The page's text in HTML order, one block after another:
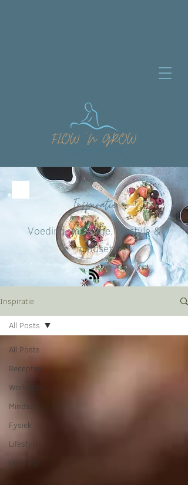
Inspiratie
Voeding, massage, lifestyle &
mindset
Inspiratie
All Posts
Recepten
Workouts
Mindset
Fysiek
Lifestyle
Voeding
All Posts